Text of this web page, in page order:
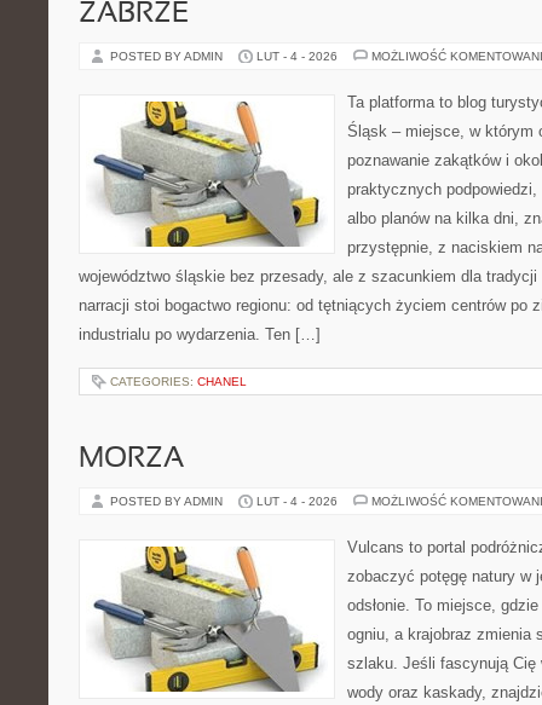
ZABRZE
POSTED BY ADMIN LUT - 4 - 2026 MOŻLIWOŚĆ
Ta platforma to blog
Śląsk – miejsce, w którym
poznawanie zakątków i
praktycznych
albo planów na kilka dni,
przystępnie, z naciskiem
województwo śląskie bez przesady, ale z szacunkiem dla
narracji stoi bogactwo regionu: od tętniących życiem centrów po
industrialu po wydarzenia. Ten […]
CATEGORIES: CHANEL
MORZA
POSTED BY ADMIN LUT - 4 - 2026 MOŻLIWOŚĆ
Vulcans to portal
zobaczyć potęgę natury w
odsłonie. To miejsce,
ogniu, a krajobraz zmienia
szlaku. Jeśli fascynują Cię
wody oraz kaskady,